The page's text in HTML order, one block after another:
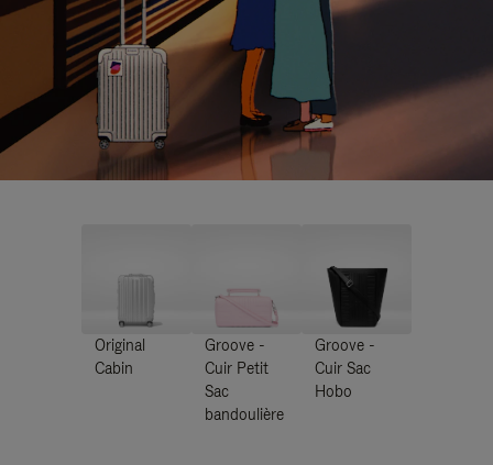
Original
Cabin
Groove -
Cuir Petit
Sac
bandoulière
Groove -
Cuir Sac
Hobo